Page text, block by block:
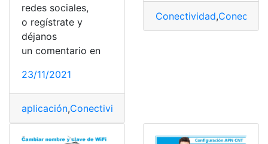
redes sociales,
o regístrate y
déjanos
un comentario en
23/11/2021
aplicación,Conectividad
Conectividad,